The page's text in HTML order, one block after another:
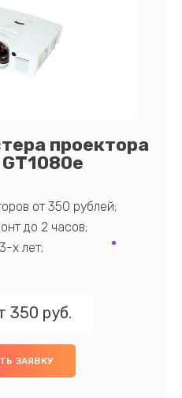
проектора
от 350 рублей;
до 2 часов;
х лет;
350 руб.
ЗАЯВКУ